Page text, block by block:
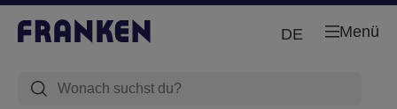
Menü
DE